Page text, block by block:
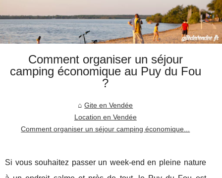
Comment organiser un séjour
camping économique au Puy du Fou
?
Gite en Vendée
Location en Vendée
Comment organiser un séjour camping économique...
Si vous souhaitez passer un week-end en pleine nature